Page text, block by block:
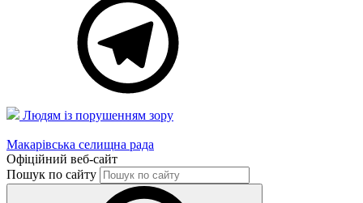
Людям із порушенням зору
Макарівська селищна рада
Офіційний веб-сайт
Пошук по сайту